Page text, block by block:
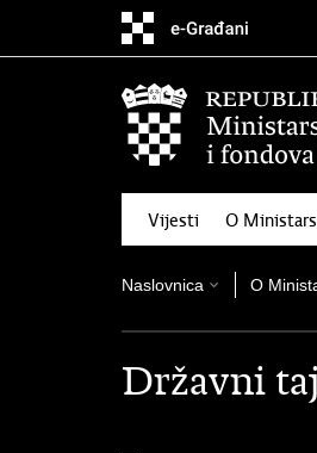
glavni
Vijesti O
Naslovnica O
Državni